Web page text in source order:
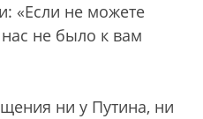
«Если не можете
не было к вам
ни у Путина, ни